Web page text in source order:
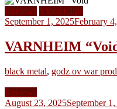
Reviews Video Clips
September 1, 2025February
VARNHEIM
black metal, godz ov war
Reviews
August 23, 2025September